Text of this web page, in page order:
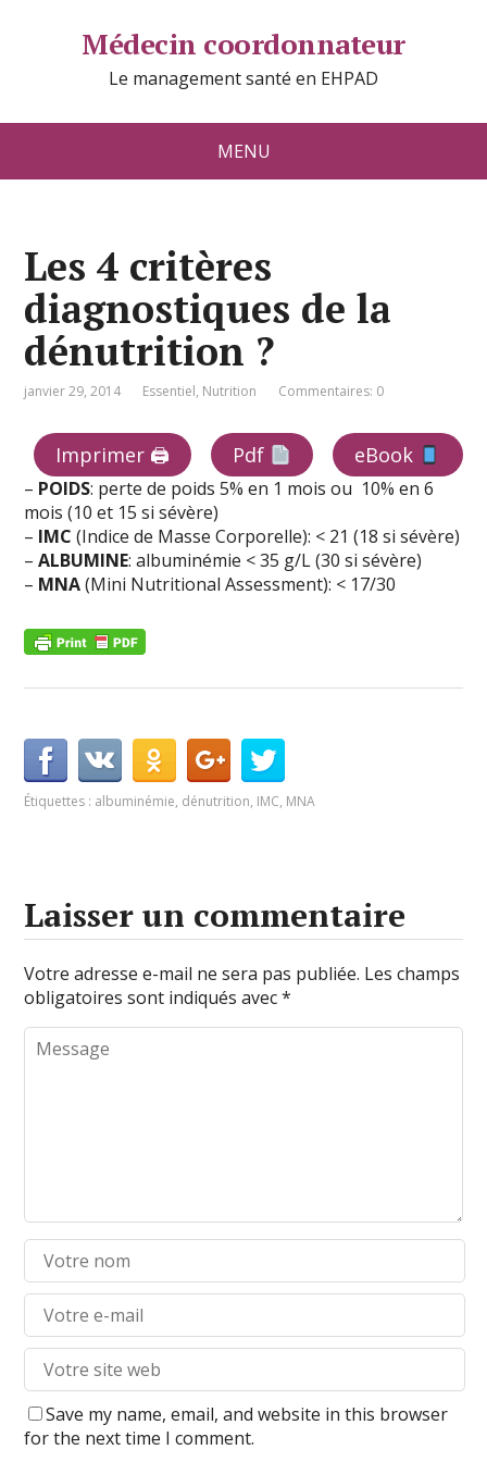
Médecin coordonnateur
Le management santé en EHPAD
MENU
Les 4 critères
diagnostiques de la
dénutrition ?
janvier 29, 2014 Essentiel, Nutrition Commentaires: 0
Imprimer 🖨 Pdf eBook
– POIDS: perte de poids 5% en 1 mois ou 10% en 6
mois (10 et 15 si sévère)
– IMC (Indice de Masse Corporelle): < 21 (18 si sévère)
–ALBUMINE: albuminémie < 35 g/L (30 si sévère)
– MNA(Mini Nutritional Assessment): < 17/30
Étiquettes : albuminémie, dénutrition, IMC, MNA
Laisser un commentaire
Votre adresse e-mail ne sera pas publiée. Les champs
obligatoires sont indiqués avec*
Save my name, email, and website in this browser
for the next time I comment.